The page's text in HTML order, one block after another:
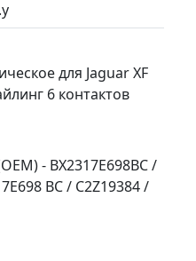
для Jaguar XF
6 контактов
- BX2317E698BC /
BC / C2Z19384 /